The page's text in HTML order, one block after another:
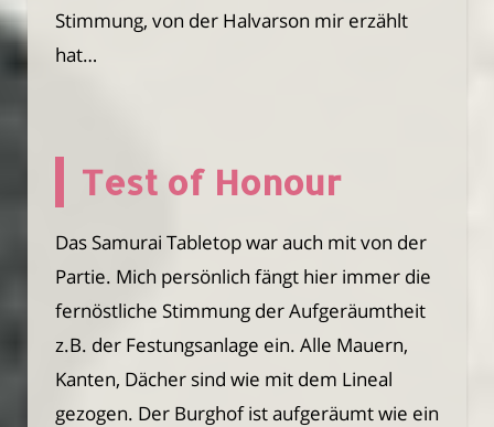
Stimmung, von der Halvarson mir erzählt
hat…
Test of Honour
Das Samurai Tabletop war auch mit von der
Partie. Mich persönlich fängt hier immer die
fernöstliche Stimmung der Aufgeräumtheit
z.B. der Festungsanlage ein. Alle Mauern,
Kanten, Dächer sind wie mit dem Lineal
gezogen. Der Burghof ist aufgeräumt wie ein